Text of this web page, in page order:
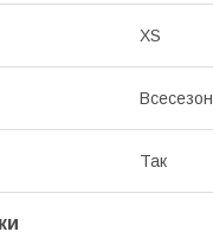
XS
Так